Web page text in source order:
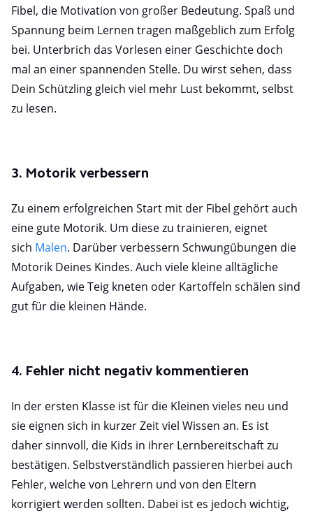
Fibel, die Motivation von großer Bedeutung. Spaß und
Spannung beim Lernen tragen maßgeblich zum Erfolg
bei. Unterbrich das Vorlesen einer Geschichte doch
mal an einer spannenden Stelle. Du wirst sehen, dass
Dein Schützling gleich viel mehr Lust bekommt, selbst
zu lesen.
3. Motorik verbessern
Zu einem erfolgreichen Start mit der Fibel gehört auch
eine gute Motorik. Um diese zu trainieren, eignet
sich Malen. Darüber verbessern Schwungübungen die
Motorik Deines Kindes. Auch viele kleine alltägliche
Aufgaben, wie Teig kneten oder Kartoffeln schälen sind
gut für die kleinen Hände.
4. Fehler nicht negativ kommentieren
In der ersten Klasse ist für die Kleinen vieles neu und
sie eignen sich in kurzer Zeit viel Wissen an. Es ist
daher sinnvoll, die Kids in ihrer Lernbereitschaft zu
bestätigen. Selbstverständlich passieren hierbei auch
Fehler, welche von Lehrern und von den Eltern
korrigiert werden sollten. Dabei ist es jedoch wichtig,